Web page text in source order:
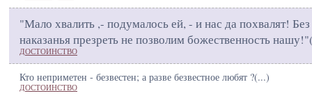
"Мало хвалить ,- подумалось ей, - и нас да похвалят! Без
наказанья презреть не позволим божественность
ДОСТОИНСТВО
Кто неприметен - безвестен; а разве безвестное любят ?(...)
ДОСТОИНСТВО